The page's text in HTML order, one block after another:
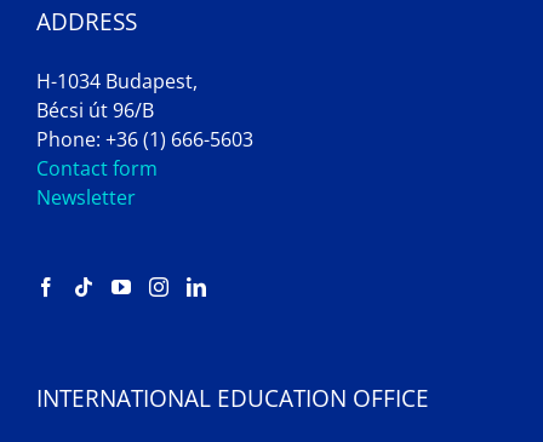
ADDRESS
H-1034 Budapest,
Bécsi út 96/B
Phone: +36 (1) 666-5603
Contact form
Newsletter
INTERNATIONAL EDUCATION OFFICE